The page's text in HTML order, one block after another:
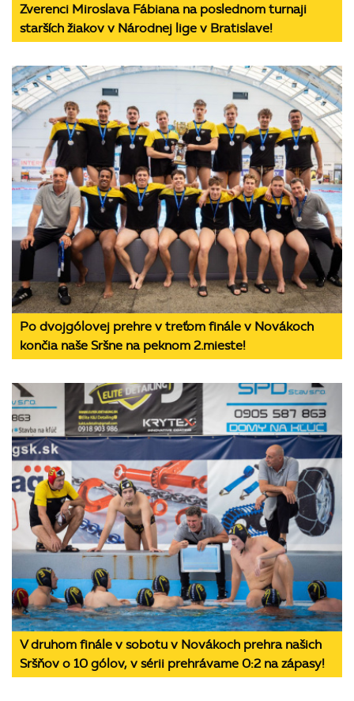
Zverenci Miroslava Fábiana na poslednom turnaji
starších žiakov v Národnej lige v Bratislave!
Po dvojgólovej prehre v treťom finále v Novákoch
končia naše Sršne na peknom 2.mieste!
V druhom finále v sobotu v Novákoch prehra našich
Sršňov o 10 gólov, v sérii prehrávame 0:2 na zápasy!